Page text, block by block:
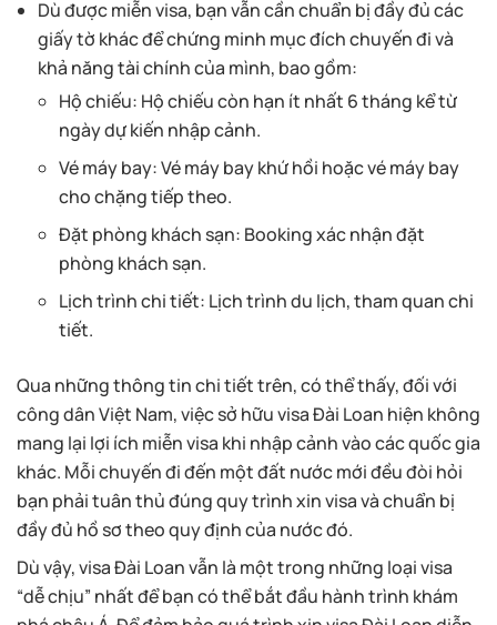
Dù được miễn visa, bạn vẫn cần chuẩn bị đầy đủ các
giấy tờ khác để chứng minh mục đích chuyến đi và
khả năng tài chính của mình, bao gồm:
Hộ chiếu: Hộ chiếu còn hạn ít nhất 6 tháng kể từ
ngày dự kiến nhập cảnh.
Vé máy bay: Vé máy bay khứ hồi hoặc vé máy bay
cho chặng tiếp theo.
Đặt phòng khách sạn: Booking xác nhận đặt
phòng khách sạn.
Lịch trình chi tiết: Lịch trình du lịch, tham quan chi
tiết.
Qua những thông tin chi tiết trên, có thể thấy, đối với
công dân Việt Nam, việc sở hữu visa Đài Loan hiện không
mang lại lợi ích miễn visa khi nhập cảnh vào các quốc gia
khác. Mỗi chuyến đi đến một đất nước mới đều đòi hỏi
bạn phải tuân thủ đúng quy trình xin visa và chuẩn bị
đầy đủ hồ sơ theo quy định của nước đó.
Dù vậy, visa Đài Loan vẫn là một trong những loại visa
“dễ chịu” nhất để bạn có thể bắt đầu hành trình khám